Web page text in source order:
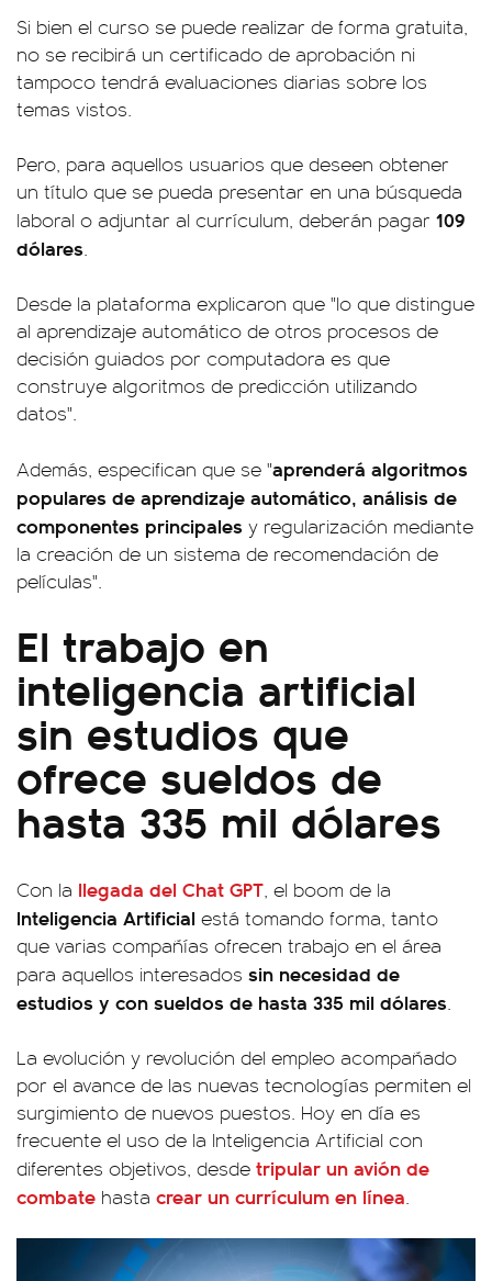
Si bien el curso se puede realizar de forma gratuita,
no se recibirá un certificado de aprobación ni
tampoco tendrá evaluaciones diarias sobre los
temas vistos.
Pero, para aquellos usuarios que deseen obtener
un título que se pueda presentar en una búsqueda
laboral o adjuntar al currículum, deberán pagar 109
dólares
Desde la plataforma explicaron que "lo que distingue
al aprendizaje automático de otros procesos de
decisión guiados por computadora es que
construye algoritmos de predicción utilizando
datos".
Además, especifican que se "aprenderá algoritmos
populares de aprendizaje automático, análisis de
componentes principales y regularización mediante
la creación de un sistema de recomendación de
películas".
El trabajo en
inteligencia artificial
sin estudios que
ofrece sueldos de
hasta 335 mil dólares
Con la llegada del Chat GPT , el boom de la
Inteligencia Artificial está tomando forma, tanto
que varias compañías ofrecen trabajo en el área
para aquellos interesados sin necesidad de
estudios y con sueldos de hasta 335 mil dólares
La evolución y revolución del empleo acompañado
por el avance de las nuevas tecnologías permiten el
surgimiento de nuevos puestos. Hoy en día es
frecuente el uso de la Inteligencia Artificial con
diferentes objetivos, desde tripular un avión de
combate hasta crear un currículum en línea